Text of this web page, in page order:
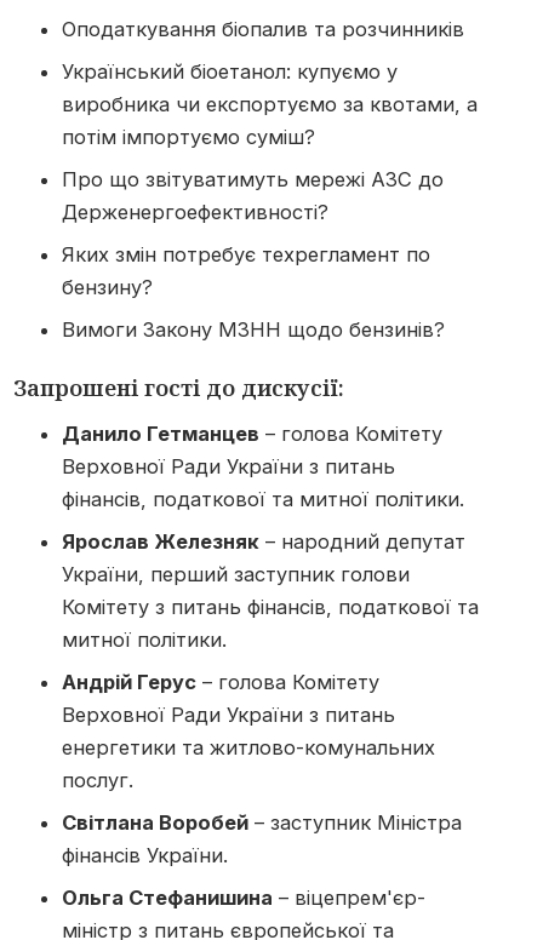
Оподаткування біопалив та розчинників
Український біоетанол: купуємо у
виробника чи експортуємо за квотами, а
потім імпортуємо суміш?
Про що звітуватимуть мережі АЗС до
Держенергоефективності?
Яких змін потребує техрегламент по
бензину?
Вимоги Закону МЗНН щодо бензинів?
Запрошені гості до дискусії:
Данило Гетманцев – голова Комітету
Верховної Ради України з питань
фінансів, податкової та митної політики.
Ярослав Железняк – народний депутат
України, перший заступник голови
Комітету з питань фінансів, податкової та
митної політики.
Андрій Герус – голова Комітету
Верховної Ради України з питань
енергетики та житлово-комунальних
послуг.
Світлана Воробей – заступник Міністра
фінансів України.
Ольга Стефанишина – віцепрем'єр-
міністр з питань європейської та